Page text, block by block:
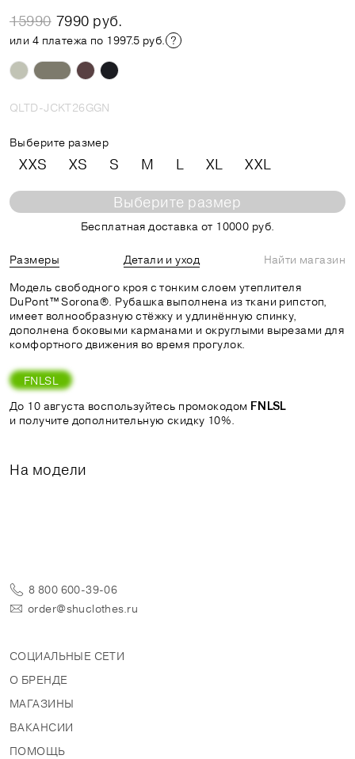
15990 7990 руб.
или 4 платежа по 1997.5 руб.
QLTD-JCKT26GGN
Выберите размер
XXS XS S M L XL XXL
Выберите размер
Бесплатная доставка от 10000 руб.
Размеры Детали и уход
Найти магазин
Модель свободного кроя с тонким слоем утеплителя
DuPont™ Sorona®. Рубашка выполнена из ткани рипстоп,
имеет волнообразную стёжку и удлинённую спинку,
дополнена боковыми карманами и округлыми вырезами для
комфортного движения во время прогулок.
FNLSL
До 10 августа воспользуйтесь промокодом FNLSL
и получите дополнительную скидку 10%.
На модели
8 800 600-39-06
order@shuclothes.ru
СОЦИАЛЬНЫЕ СЕТИ
О БРЕНДЕ
МАГАЗИНЫ
ВАКАНСИИ
ПОМОЩЬ